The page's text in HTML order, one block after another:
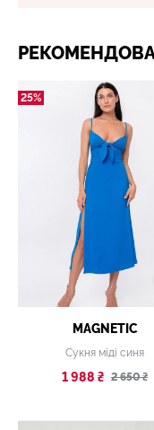
25%
MAGNETIC
Сукня міді синя
1 988 ₴ 2 650 ₴